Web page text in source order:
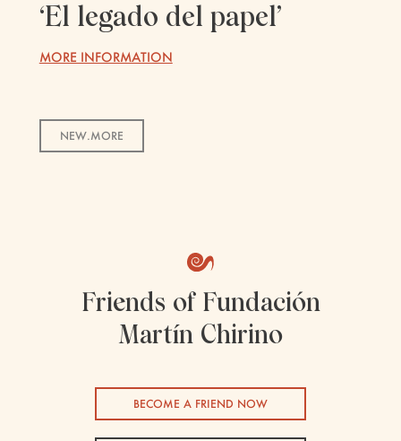
‘El legado del papel’
MORE INFORMATION
NEW.MORE
Friends of Fundación
Martín Chirino
BECOME A FRIEND NOW